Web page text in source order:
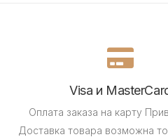
Visa и
Оплата заказа на карту
Доставка товара возможна